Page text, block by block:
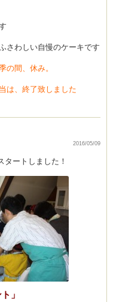
さわしい自慢のケーキです
の間、休み。
は、終了致しました
2016/05/09
タートしました！
」